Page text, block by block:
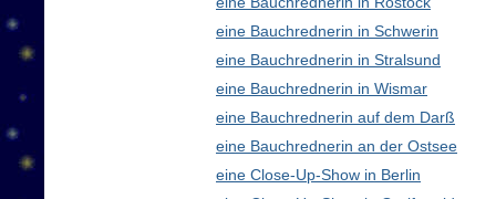
eine Bauchrednerin in Schwerin
eine Bauchrednerin in Stralsund
eine Bauchrednerin in Wismar
eine Bauchrednerin auf dem Darß
eine Bauchrednerin an der Ostsee
eine Close-Up-Show in Berlin